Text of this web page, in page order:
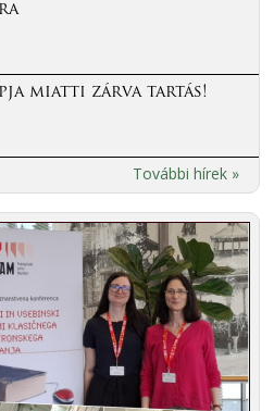
miatti zárva tartás!
További hírek »